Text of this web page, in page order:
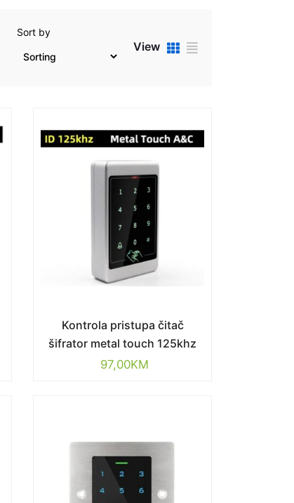
Sort by
View
Kontrola pristupa čitač
šifrator metal touch 125khz
97,00KM